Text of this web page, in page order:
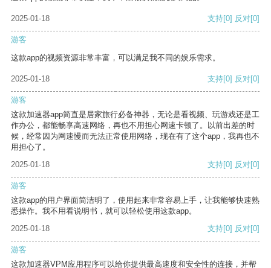
2025-01-18 支持[0] 反对[0]
游客
这款app的视频资源非常丰富，可以满足我不同的娱乐需求。
2025-01-18 支持[0] 反对[0]
游客
这款加速器app简直是居家旅行必备神器，无论是看视频、玩游戏还是工
作办公，都能畅享高速网络，再也不用担心网速卡顿了。以前出差的时
候，经常因为网速慢而无法正常使用网络，现在有了这个app，我再也不
用担心了。
2025-01-18
支持[0] 反对[0]
游客
这款app的用户界面简洁明了，使用起来非常容易上手，让我能够快速熟
悉操作。我不用看说明书，就可以轻松使用这款app。
2025-01-18
支持[0] 反对[0]
游客
这款加速器VPM应用程序可以给你提供最高速度和安全性的连接，并帮